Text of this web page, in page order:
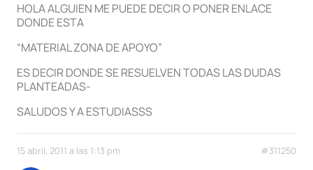
HOLA ALGUIEN ME PUEDE DECIR O PONER ENLACE
DONDE ESTA
“MATERIAL ZONA DE APOYO”
ES DECIR DONDE SE RESUELVEN TODAS LAS DUDAS
PLANTEADAS-
SALUDOS Y A ESTUDIASSS
15 abril, 2011 a las 1:13 pm #311250